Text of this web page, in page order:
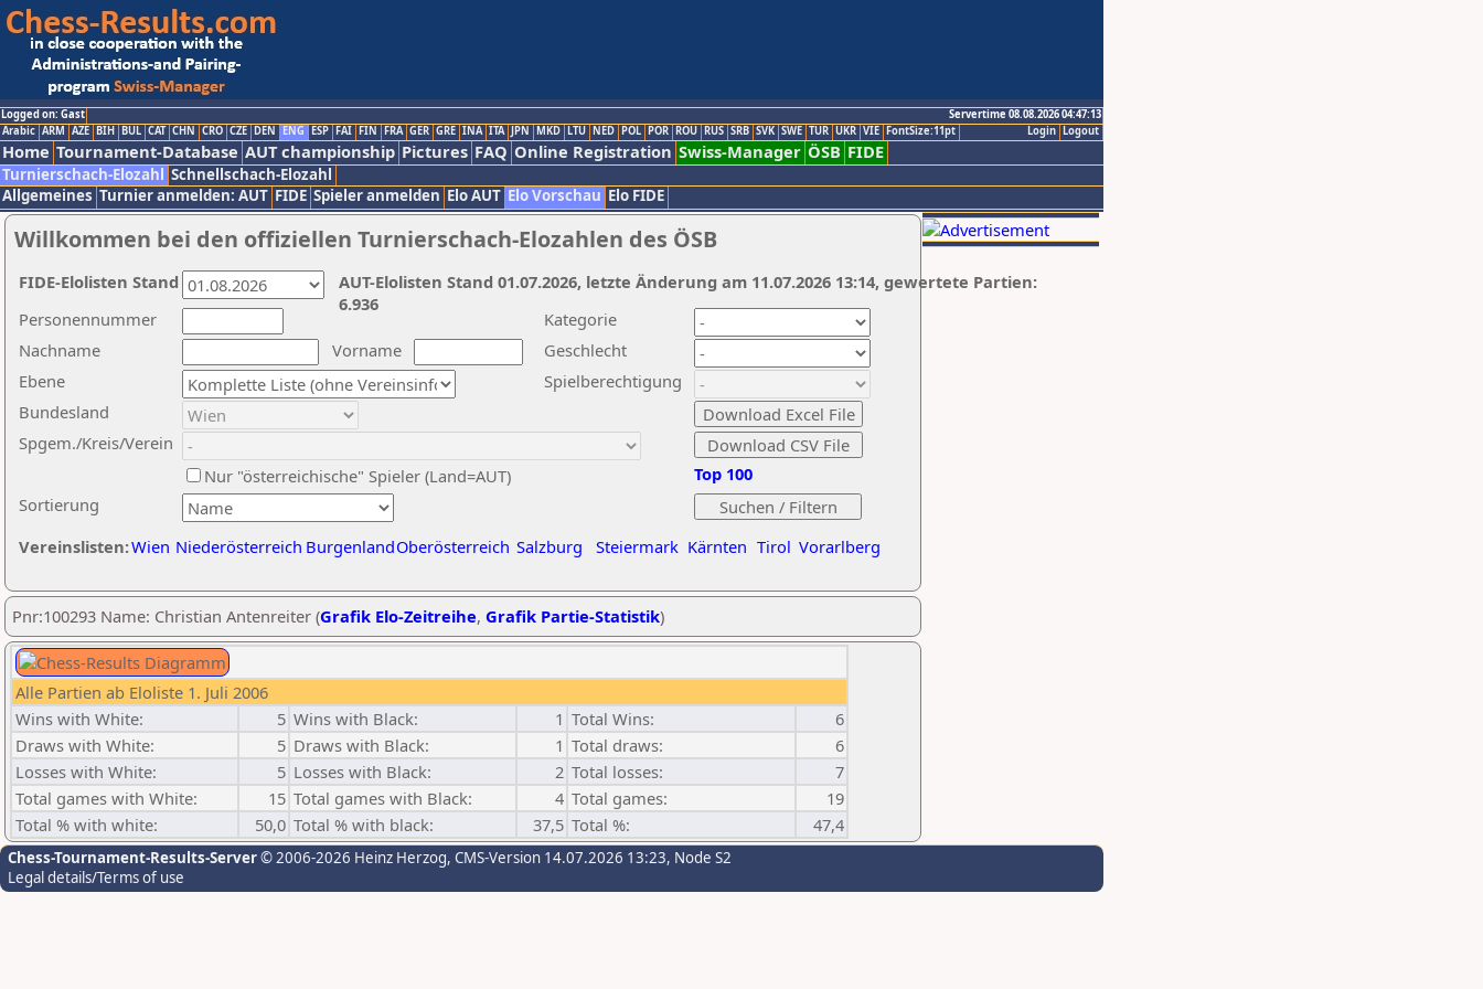
Logged on: Gast
Servertime 08.08.2026 04:47:13
Logout
Login
Arabic ARM AZE BIH BUL CAT CHN CRO CZE DEN ENG ESP FAI FIN FRA GER GRE INA ITA JPN MKD LTU NED POL POR ROU RUS SRB SVK SWE TUR UKR VIE FontSize:11pt
Home Tournament-Database AUT championship Pictures FAQ Online Registration Swiss-Manager ÖSB FIDE
Turnierschach-Elozahl Schnellschach-Elozahl
Allgemeines Turnier anmelden: AUT FIDE Spieler anmelden Elo AUT Elo Vorschau Elo FIDE
Willkommen bei den offiziellen Turnierschach-Elozahlen des ÖSB
Nachname
Vorname
Ebene
Kategorie
Sortierung
Personennummer
Bundesland
Spgem./Kreis/Verein
Geschlecht
Nur "österreichische" Spieler (Land=AUT)
Spielberechtigung
Vereinslisten:Wien Niederösterreich BurgenlandOberösterreich Salzburg Steiermark Kärnten Tirol Vorarlberg
Top 100
AUT-Elolisten Stand 01.07.2026, letzte Änderung am 11.07.2026 13:14, gewertete Partien:
6.936
FIDE-Elolisten Stand
Pnr:100293 Name: Christian Antenreiter (Grafik Elo-Zeitreihe, Grafik Partie-Statistik)
Alle Partien ab Eloliste 1. Juli 2006
Wins with White:
5 Wins with Black: 1 Total Wins:
6
Draws with White:
5 Draws with Black: 1 Total draws:
6
Losses with White:
5 Losses with Black: 2 Total losses:
7
Total games with White:
15 Total games with Black: 4 Total games:
19
Total % with white:
50,0 Total % with black: 37,5 Total %: 47,4
Chess-Tournament-Results-Server© 2006-2026 Heinz Herzog, CMS-Version 14.07.2026 13:23, Node S2
Legal details/Terms of use